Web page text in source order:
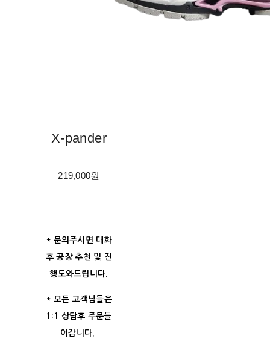
X-pander
219,000원
* 문의주시면 대화
후 공장 추천 및 진
행도와드립니다.
* 모든 고객님들은
1:1 상담후 주문들
어갑니다.